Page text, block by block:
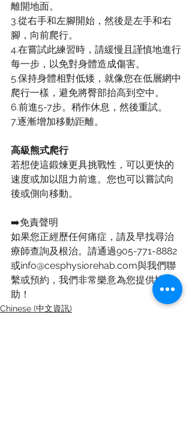
離開地面。
3.從右手和左腳開始，然後是左手和右
腳，向前爬行。
4.在嘗試此練習時，請緩慢且謹慎地進行
每一步，以免對身體造成傷害。
5.保持身體相對低矮，就像您在低層網中
爬行一樣，避免將臀部抬高到空中。
6.前進5-7步。稍作休息，然後重試。
7.逐漸增加移動距離。
高級熊式爬行
若想使這鍛煉更具挑戰性，可以更快的
速度或加以阻力前進。您也可以嘗試向
後或側向移動。
➡️免責聲明
如果您正經歷任何痛症，請及早找尋治
療師查詢及根治。請通過905-771-8882
或info@cesphysiorehab.com與我們聯
繫或預約，我們非常樂意為您提供協
助！
Chinese (中文資訊)